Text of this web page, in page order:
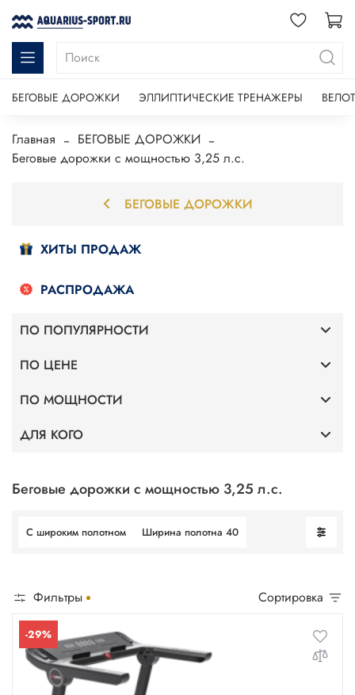
БЕГОВЫЕ ДОРОЖКИ ЭЛЛИПТИЧЕСКИЕ ТРЕНАЖЕРЫ
Главная
БЕГОВЫЕ ДОРОЖКИ
Беговые дорожки с мощностью 3,25 л.с.
Беговые дорожки с мощностью 3,25 л.с.
С широким полотном Ширина полотна 40
Фильтры Сортировка
-29%
БЕГОВЫЕ ДОРОЖКИ
ХИТЫ ПРОДАЖ
РАСПРОДАЖА
ПО ПОПУЛЯРНОСТИ
Премиум
Тонкие
Для дома
Без поручней
ПО ЦЕНЕ
До 40 000
До 75 000
ПО МОЩНОСТИ
Мощность 2 л.с.
ДЛЯ КОГО